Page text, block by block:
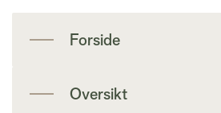
Forside
Oversikt